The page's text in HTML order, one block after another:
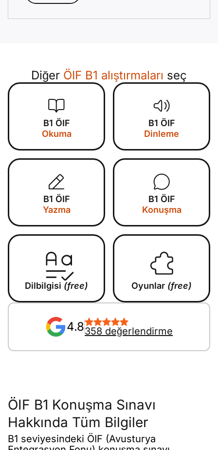
Diğer ÖIF B1 alıştırmaları seç
B1 ÖIF
Okuma
B1 ÖIF
Dinleme
B1 ÖIF
Yazma
B1 ÖIF
Konuşma
Dilbilgisi (free) Oyunlar (free)
4.8358 değerlendirme
ÖIF B1 Konuşma Sınavı
Hakkında Tüm Bilgiler
B1 seviyesindeki ÖIF (Avusturya